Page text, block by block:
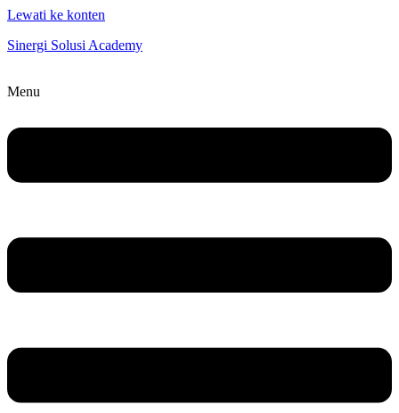
Lewati ke konten
Sinergi Solusi Academy
Menu